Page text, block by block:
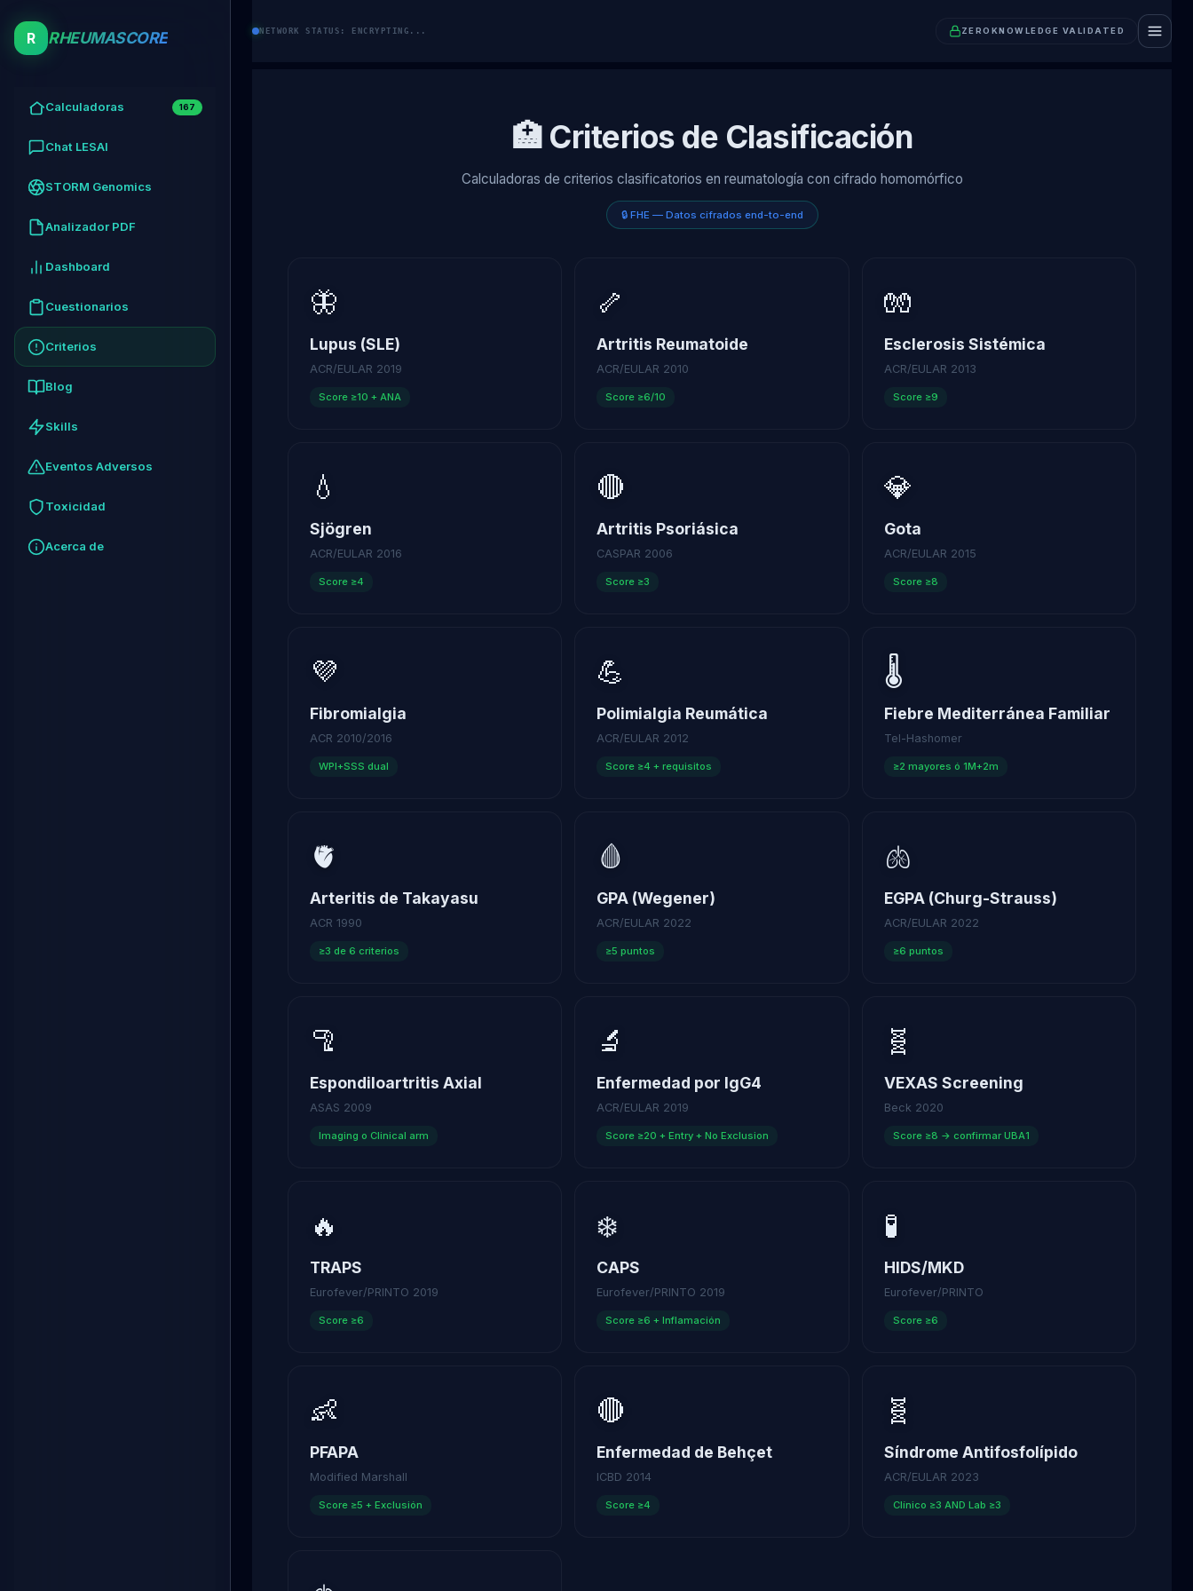
R RHEUMASCORE
Calculadoras 167
Chat LESAI
STORM Genomics
Analizador PDF
Dashboard
Cuestionarios
Criterios
Blog
Skills
Eventos Adversos
Toxicidad
Acerca de
NETWORK STATUS: ENCRYPTING... ZEROKNOWLEDGE VALIDATED
🏥 Criterios de Clasificación
Calculadoras de criterios clasificatorios en reumatología con cifrado homomórfico
🔒 FHE — Datos cifrados end-to-end
🦋
Lupus (SLE)
ACR/EULAR 2019
Score ≥10 + ANA
🦴
Artritis Reumatoide
ACR/EULAR 2010
Score ≥6/10
🧤
Esclerosis Sistémica
ACR/EULAR 2013
Score ≥9
💧
Sjögren
ACR/EULAR 2016
Score ≥4
🔴
Artritis Psoriásica
CASPAR 2006
Score ≥3
💎
Gota
ACR/EULAR 2015
Score ≥8
💜
Fibromialgia
ACR 2010/2016
WPI+SSS dual
💪
Polimialgia Reumática
ACR/EULAR 2012
Score ≥4 + requisitos
🌡️
Fiebre Mediterránea Familiar
Tel-Hashomer
≥2 mayores ó 1M+2m
🫀
Arteritis de Takayasu
ACR 1990
≥3 de 6 criterios
🩸
GPA (Wegener)
ACR/EULAR 2022
≥5 puntos
🫁
EGPA (Churg-Strauss)
ACR/EULAR 2022
≥6 puntos
🦿
Espondiloartritis Axial
ASAS 2009
Imaging o Clinical arm
🔬
Enfermedad por IgG4
ACR/EULAR 2019
Score ≥20 + Entry + No Exclusion
🧬
VEXAS Screening
Beck 2020
Score ≥8 → confirmar UBA1
🔥
TRAPS
Eurofever/PRINTO 2019
Score ≥6
❄️
CAPS
Eurofever/PRINTO 2019
Score ≥6 + Inflamación
🧪
HIDS/MKD
Eurofever/PRINTO
Score ≥6
👶
PFAPA
Modified Marshall
Score ≥5 + Exclusión
🔴
Enfermedad de Behçet
ICBD 2014
Score ≥4
🧬
Síndrome Antifosfolípido
ACR/EULAR 2023
Clínico ≥3 AND Lab ≥3